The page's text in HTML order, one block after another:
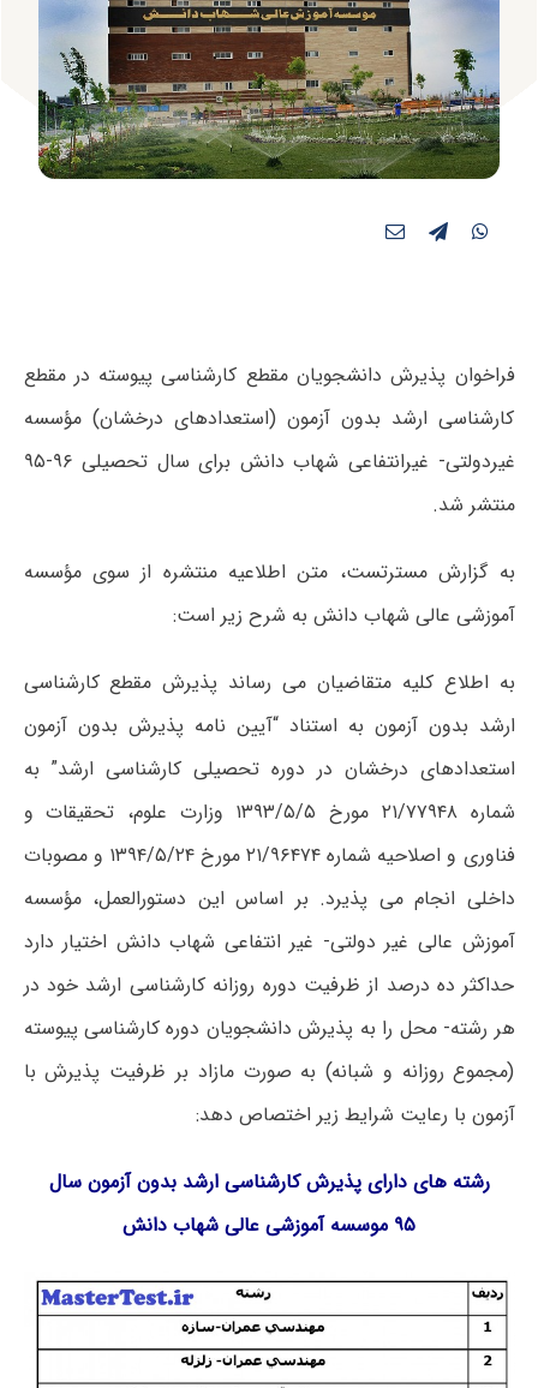
فراخوان پذیرش دانشجویان مقطع کارشناسی پیوسته در مقطع
کارشناسی ارشد بدون آزمون (استعدادهای درخشان) مؤسسه
غیردولتی- غیرانتفاعی شهاب دانش برای سال تحصیلی ۹۶-۹۵
منتشر شد.
به گزارش مسترتست، متن اطلاعیه منتشره از سوی مؤسسه
آموزشی عالی شهاب دانش به شرح زیر است:
به اطلاع کلیه متقاضیان می رساند پذیرش مقطع کارشناسی
ارشد بدون آزمون به استناد “آیین نامه پذیرش بدون آزمون
استعدادهای درخشان در دوره تحصیلی کارشناسی ارشد” به
شماره ۲۱/۷۷۹۴۸ مورخ ۱۳۹۳/۵/۵ وزارت علوم، تحقیقات و
فناوری و اصلاحیه شماره ۲۱/۹۶۴۷۴ مورخ ۱۳۹۴/۵/۲۴ و مصوبات
داخلی انجام می پذیرد. بر اساس این دستورالعمل، مؤسسه
آموزش عالی غیر دولتی- غیر انتفاعی شهاب دانش اختیار دارد
حداکثر ده درصد از ظرفیت دوره روزانه کارشناسی ارشد خود در
هر رشته- محل را به پذیرش دانشجویان دوره کارشناسی پیوسته
(مجموع روزانه و شبانه) به صورت مازاد بر ظرفیت پذیرش با
آزمون با رعایت شرایط زیر اختصاص دهد:
رشته های دارای پذیرش کارشناسی ارشد بدون آزمون سال
۹۵ موسسه آموزشی عالی شهاب دانش